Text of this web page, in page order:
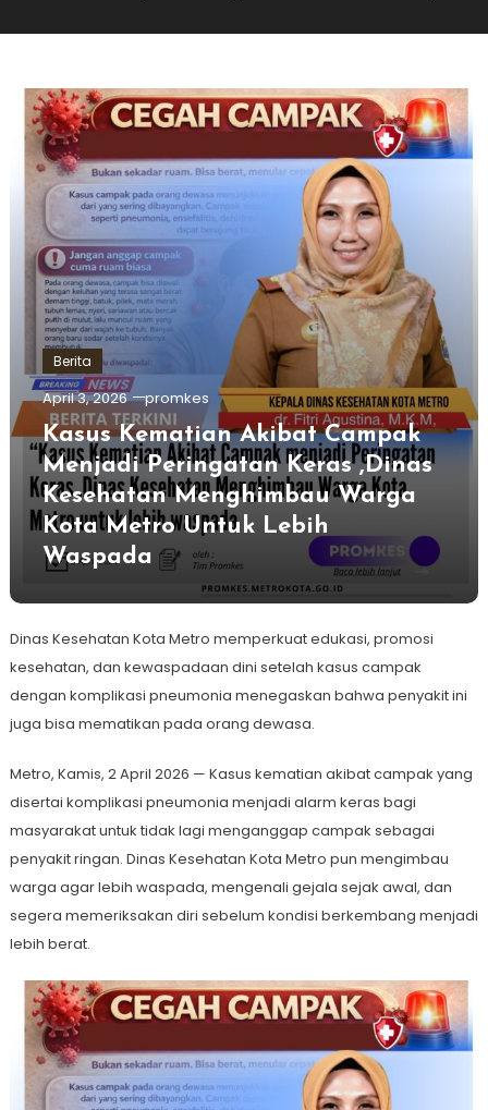
Berita
April 3, 2026 promkes
Kasus Kematian Akibat Campak
Menjadi Peringatan Keras ,Dinas
Kesehatan Menghimbau Warga
Kota Metro Untuk Lebih
Waspada
Dinas Kesehatan Kota Metro memperkuat edukasi, promosi
kesehatan, dan kewaspadaan dini setelah kasus campak
dengan komplikasi pneumonia menegaskan bahwa penyakit ini
juga bisa mematikan pada orang dewasa.
Metro, Kamis, 2 April 2026 — Kasus kematian akibat campak yang
disertai komplikasi pneumonia menjadi alarm keras bagi
masyarakat untuk tidak lagi menganggap campak sebagai
penyakit ringan. Dinas Kesehatan Kota Metro pun mengimbau
warga agar lebih waspada, mengenali gejala sejak awal, dan
segera memeriksakan diri sebelum kondisi berkembang menjadi
lebih berat.